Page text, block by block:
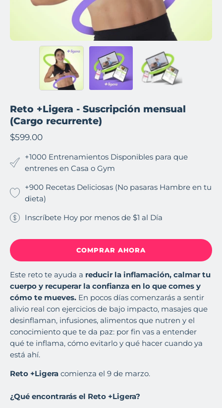
Reto +Ligera - Suscripción mensual
(Cargo recurrente)
$599.00
+1000 Entrenamientos Disponibles para que
entrenes en Casa o Gym
+900 Recetas Deliciosas (No pasaras Hambre en tu
dieta)
Inscríbete Hoy por menos de $1 al Día
COMPRAR AHORA
Este reto te ayuda a reducir la inflamación, calmar tu
cuerpo y recuperar la confianza en lo que comes y
cómo te mueves. En pocos días comenzarás a sentir
alivio real con ejercicios de bajo impacto, masajes que
desinflaman, infusiones, alimentos que nutren y el
conocimiento que te da paz: por fin vas a entender
qué te inflama, cómo evitarlo y qué hacer cuando ya
está ahí.
Reto +Ligera comienza el 9 de marzo.
¿Qué encontrarás el Reto +Ligera?